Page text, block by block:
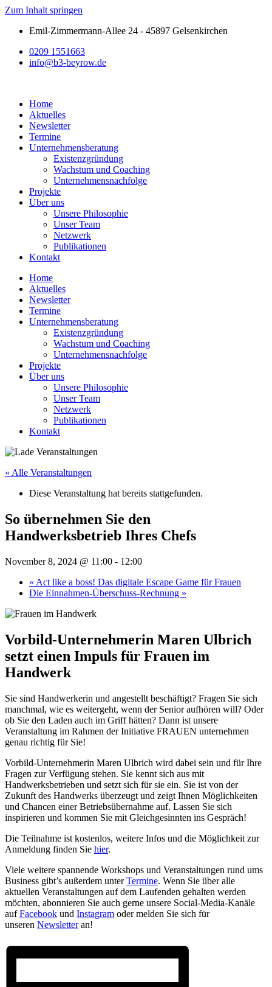
Zum Inhalt springen
Emil-Zimmermann-Allee 24 - 45897 Gelsenkirchen
0209 1551663
info@b3-beyrow.de
Home
Aktuelles
Newsletter
Termine
Unternehmensberatung
Existenzgründung
Wachstum und Coaching
Unternehmensnachfolge
Projekte
Über uns
Unsere Philosophie
Unser Team
Netzwerk
Publikationen
Kontakt
Home
Aktuelles
Newsletter
Termine
Unternehmensberatung
Existenzgründung
Wachstum und Coaching
Unternehmensnachfolge
Projekte
Über uns
Unsere Philosophie
Unser Team
Netzwerk
Publikationen
Kontakt
« Alle Veranstaltungen
Diese Veranstaltung hat bereits stattgefunden.
So übernehmen Sie den
Handwerksbetrieb Ihres Chefs
November 8, 2024 @ 11:00 - 12:00
« Act like a boss! Das digitale Escape Game für Frauen
Die Einnahmen-Überschuss-Rechnung »
Vorbild-Unternehmerin Maren Ulbrich
setzt einen Impuls für Frauen im
Handwerk
Sie sind Handwerkerin und angestellt beschäftigt? Fragen Sie sich
manchmal, wie es weitergeht, wenn der Senior aufhören will? Oder
ob Sie den Laden auch im Griff hätten? Dann ist unsere
Veranstaltung im Rahmen der Initiative FRAUEN unternehmen
genau richtig für Sie!
Vorbild-Unternehmerin Maren Ulbrich wird dabei sein und für Ihre
Fragen zur Verfügung stehen. Sie kennt sich aus mit
Handwerksbetrieben und setzt sich für sie ein. Sie ist von der
Zukunft des Handwerks überzeugt und zeigt Ihnen Möglichkeiten
und Chancen einer Betriebsübernahme auf. Lassen Sie sich
inspirieren und kommen Sie mit Gleichgesinnten ins Gespräch!
Die Teilnahme ist kostenlos, weitere Infos und die Möglichkeit zur
Anmeldung finden Sie hier.
Viele weitere spannende Workshops und Veranstaltungen rund ums
Business gibt’s außerdem unterTermine. Wenn Sie über alle
aktuellen Veranstaltungen auf dem Laufenden gehalten werden
möchten, abonnieren Sie auch gerne unsere Social-Media-Kanäle
aufFacebook und Instagram oder melden Sie sich für
unseren Newsletteran!